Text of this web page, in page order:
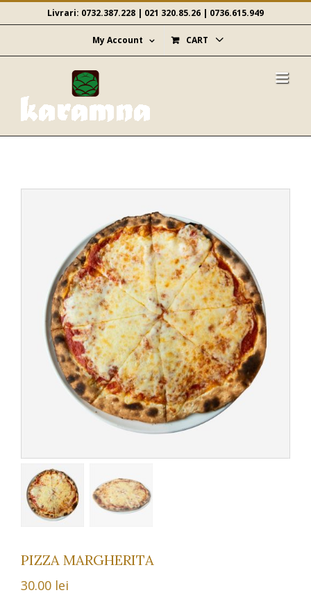
to
Livrari: 0732.387.228 | 021 320.85.26 | 0736.615.949
My Account CART
PIZZA MARGHERITA
30.00 lei